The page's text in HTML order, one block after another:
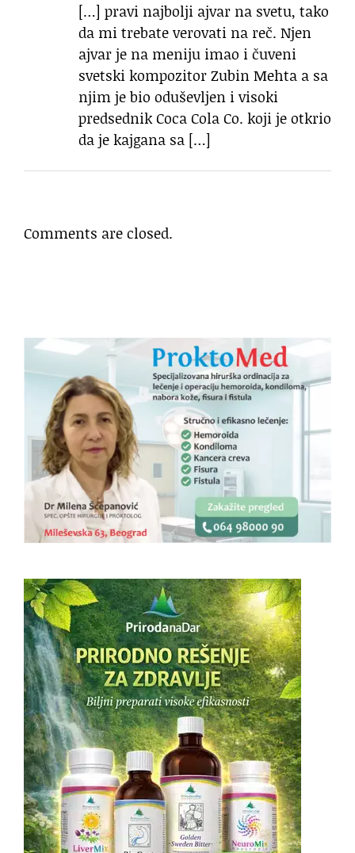
[…] pravi najbolji ajvar na svetu, tako
da mi trebate verovati na reč. Njen
ajvar je na meniju imao i čuveni
svetski kompozitor Zubin Mehta a sa
njim je bio oduševljen i visoki
predsednik Coca Cola Co. koji je otkrio
da je kajgana sa […]
Comments are closed.